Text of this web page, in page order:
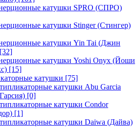
катушки SPRO (СПРО)
катушки Stinger (Стингер)
катушки Yin Tai (Джин
[32]
катушки Yoshi Onyx (Йоши
[15]
катушки [75]
катушки Abu Garcia
[0]
катушки Condor
[1]
катушки Daiwa (Дайва)